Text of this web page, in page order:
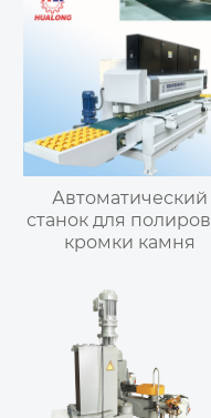
Автоматический
станок для
кромки камня